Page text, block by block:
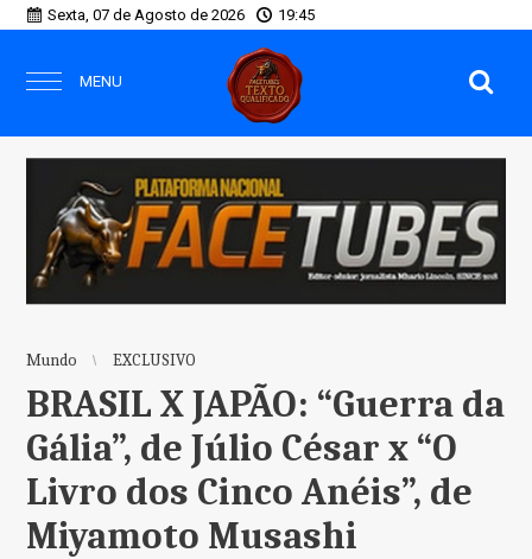
Sexta, 07 de Agosto de 2026 19:45
MENU
Mundo EXCLUSIVO
BRASIL X JAPÃO: “Guerra da
Gália”, de Júlio César x “O
Livro dos Cinco Anéis”, de
Miyamoto Musashi